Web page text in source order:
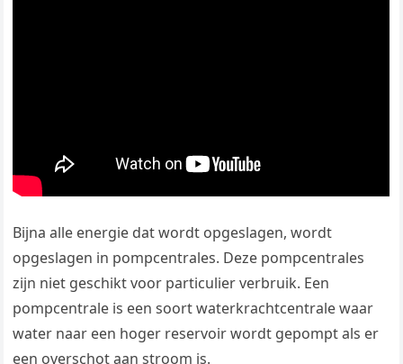
Bijna alle energie dat wordt opgeslagen, wordt
opgeslagen in pompcentrales. Deze pompcentrales
zijn niet geschikt voor particulier verbruik. Een
pompcentrale is een soort waterkrachtcentrale waar
water naar een hoger reservoir wordt gepompt als er
een overschot aan stroom is.